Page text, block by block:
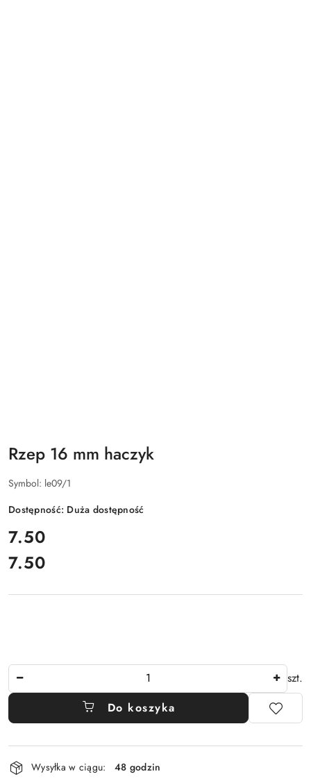
Rzep 16 mm haczyk
Symbol: le09/1
Dostępność: Duża dostępność
cena:
7.50
Cena:
7.50
szt.
Do koszyka
Dostępność
i
Wysyłka w ciągu: 48 godzin